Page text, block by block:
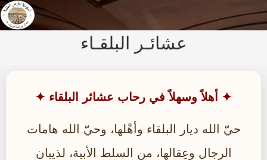
عشائـر البلقـاء
✦ أهلاً وسهلاً في رحاب عشائر البلقاء ✦
حيّ الله ديار البلقاء وأهْلها، وحيّ الله هامات
الرجال وعِقالها، من السلط الأبية، لذيبان